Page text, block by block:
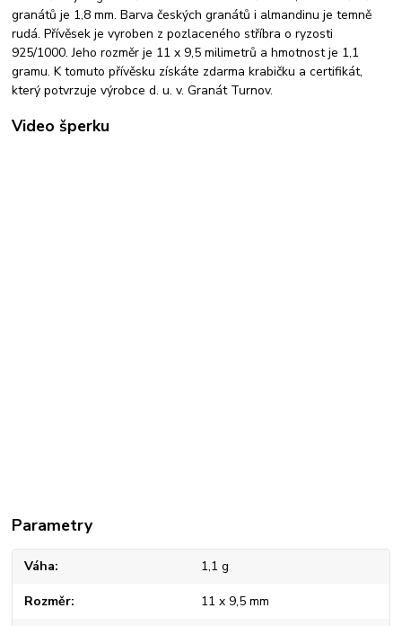
granátů je 1,8 mm. Barva českých granátů i almandinu je temně
rudá. Přívěsek je vyroben z pozlaceného stříbra o ryzosti
925/1000. Jeho rozměr je 11 x 9,5 milimetrů a hmotnost je 1,1
gramu. K tomuto přívěsku získáte zdarma krabičku a certifikát,
který potvrzuje výrobce d. u. v. Granát Turnov.
Video šperku
Parametry
Váha 1,1 g
Rozměr 11 x 9,5 mm